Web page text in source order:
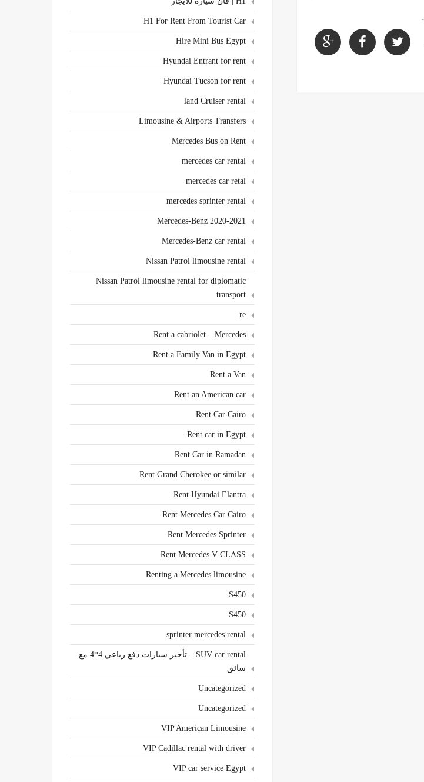
H1 For Rent From Tourist Car
Hire Mini Bus Egypt
Hyundai Entrant for rent
Hyundai Tucson for rent
land Cruiser rental
Limousine & Airports Transfers
Mercedes Bus on Rent
mercedes car rental
mercedes car retal
mercedes sprinter rental
Mercedes-Benz 2020-2021
Mercedes-Benz car rental
Nissan Patrol limousine rental
Nissan Patrol limousine rental for diplomatic
transport
re
Rent a cabriolet – Mercedes
Rent a Family Van in Egypt
Rent a Van
Rent an American car
Rent Car Cairo
Rent car in Egypt
Rent Car in Ramadan
Rent Grand Cherokee or similar
Rent Hyundai Elantra
Rent Mercedes Car Cairo
Rent Mercedes Sprinter
Rent Mercedes V-CLASS
Renting a Mercedes limousine
S450
S450
sprinter mercedes rental
SUV car rental – تأجير سيارات دفع رباعي 4*4 مع
سائق
Uncategorized
Uncategorized
VIP American Limousine
VIP Cadillac rental with driver
VIP car service Egypt